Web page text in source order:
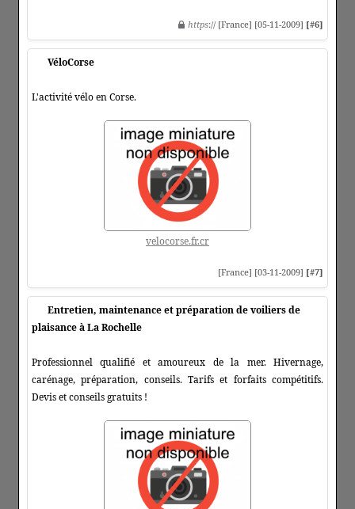
https:// [France] [05-11-2009] [#6]
VéloCorse
L'activité vélo en Corse.
velocorse.fr.cr
[France] [03-11-2009] [#7]
Entretien, maintenance et préparation de voiliers de
plaisance à La Rochelle
Professionnel qualifié et amoureux de la mer. Hivernage,
carénage, préparation, conseils. Tarifs et forfaits compétitifs.
Devis et conseils gratuits !